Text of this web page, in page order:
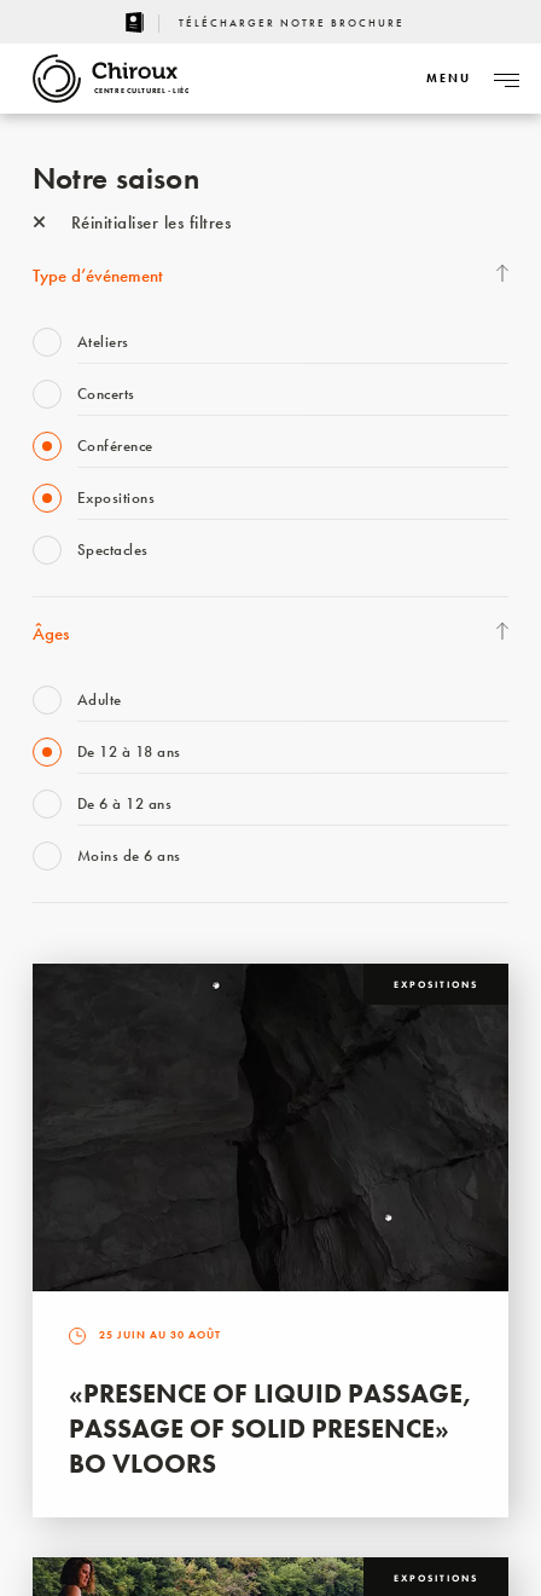
TÉLÉCHARGER NOTRE BROCHURE
CENTRE CULTUREL - LIÈGE
MENU
Notre saison
Réinitialiser les filtres
Type d’événement
Ateliers
Concerts
Conférence
Expositions
Spectacles
Âges
Adulte
De 12 à 18 ans
De 6 à 12 ans
Moins de 6 ans
EXPOSITIONS
25 JUIN AU 30 AOÛT
«PRESENCE OF LIQUID PASSAGE,
PASSAGE OF SOLID PRESENCE»
BO VLOORS
EXPOSITIONS